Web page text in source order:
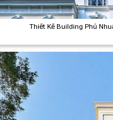
Thiết Kế Building Phú